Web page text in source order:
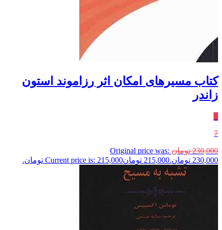
کتاب مسیرهای امکان اثر رزاموند استون
زاندر
7
230,000 تومان Original price was:
230,000 تومان.
215,000 تومانCurrent price is: 215,000 تومان.